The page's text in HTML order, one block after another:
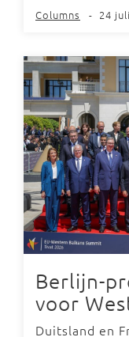
Columns - 24
Berlijn-
voor
Duitsland en